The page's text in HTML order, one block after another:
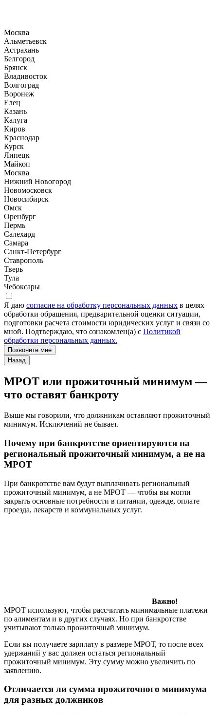
Москва
Альметьевск
Астрахань
Белгород
Брянск
Владивосток
Волгоград
Воронеж
Елец
Казань
Калуга
Киров
Краснодар
Курск
Липецк
Майкоп
Москва
Нижний Новогород
Новомосковск
Новосибирск
Омск
Оренбург
Пермь
Салехард
Самара
Санкт-Петербург
Ставрополь
Тверь
Тула
Чебоксары
Я даю согласие на обработку персональных данных в целях
обработки обращения, предварительной оценки ситуации,
подготовки расчета стоимости юридических услуг и связи со
мной. Подтверждаю, что ознакомлен(а) с Политикой
обработки персональных данных.
Позвоните мне
Назад
МРОТ или прожиточный минимум —
что оставят банкроту
Выше мы говорили, что должникам оставляют прожиточный
минимум. Исключений не бывает.
Почему при банкротстве ориентируются на
региональный прожиточный минимум, а не на
МРОТ
При банкротстве вам будут выплачивать региональный
прожиточный минимум, а не МРОТ — чтобы вы могли
закрыть основные потребности в питании, одежде, оплате
проезда, лекарств и коммунальных услуг.
Важно!
МРОТ используют, чтобы рассчитать минимальные платежи
по алиментам и в других случаях. Но при банкротстве
учитывают только прожиточный минимум.
Если вы получаете зарплату в размере МРОТ, то после всех
удержаний у вас должен остаться региональный
прожиточный минимум. Эту сумму можно увеличить по
заявлению.
Отличается ли сумма прожиточного минимума
для разных должников